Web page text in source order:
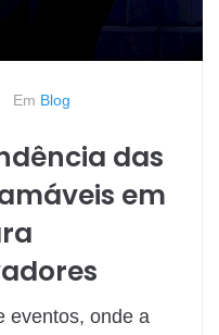
Em Blog
das
em
eventos, onde a